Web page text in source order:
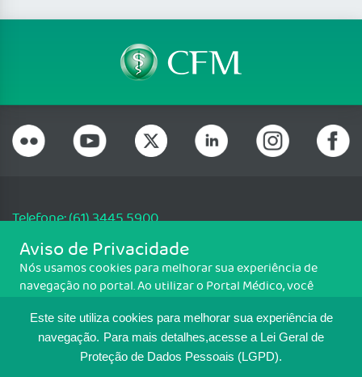
Este site utiliza cookies para melhorar sua experiência de
navegação. Para mais detalhes,acesse a Lei Geral de
Proteção de Dados Pessoais (LGPD).
Telefone: (61) 3445 5900
Email: cfm@portalmedico.org.br
SGAS 616, Conjunto D, Lote 115, L2 Sul, Brasília/DF - CEP: 70200-760 -
CNPJ: 33.583.550/0001-30
MAPA DO SITE
Aviso de Privacidade
Nós usamos cookies para melhorar sua experiência de
navegação no portal. Ao utilizar o Portal Médico, você
Para ter mais informações sobre como isso é feito, acesse
Política de cookies. Se você concorda, clique em ACEITO.